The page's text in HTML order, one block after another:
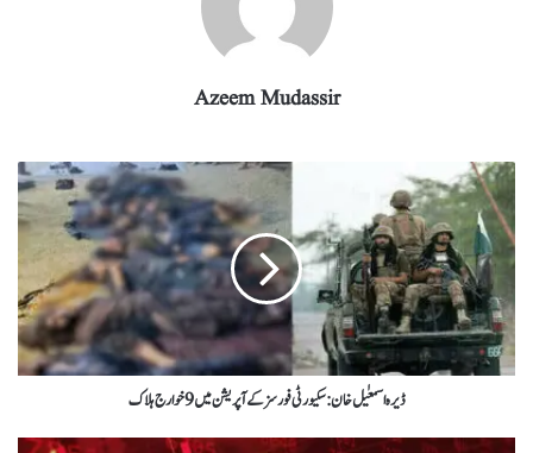
Azeem Mudassir
ڈیرہ اسمعٰیل خان : سکیورٹی فورسز کے آپریشن میں 9 خوارج ہلاک